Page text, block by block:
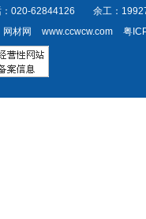
020-62844126
余工：
网材网 www.ccwcw.com 粤